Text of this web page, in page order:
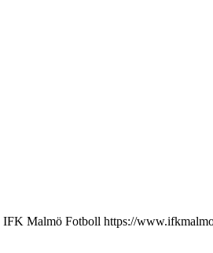
IFK Malmö Fotboll https://